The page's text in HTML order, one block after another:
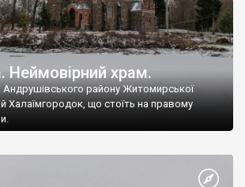
Неймовірний храм.
Андрушівського району Житомирської
Халаїмгородок, що стоїть на правому